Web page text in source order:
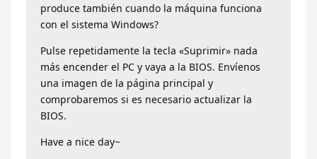
produce también cuando la máquina funciona
con el sistema Windows?
Pulse repetidamente la tecla «Suprimir» nada
más encender el PC y vaya a la BIOS. Envíenos
una imagen de la página principal y
comprobaremos si es necesario actualizar la
BIOS.
Have a nice day~